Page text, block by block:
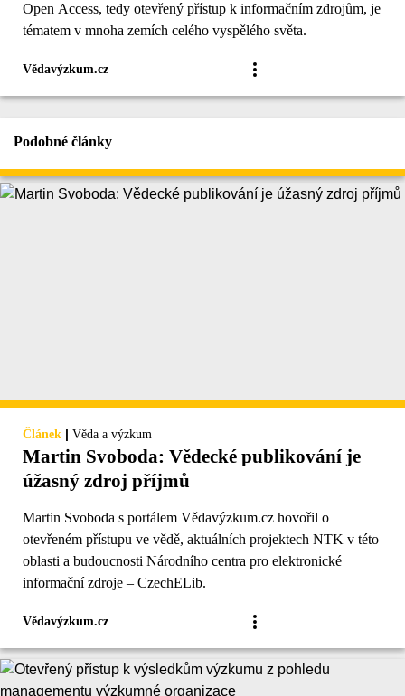
Open Access, tedy otevřený přístup k informačním zdrojům, je
tématem v mnoha zemích celého vyspělého světa.
Vědavýzkum.cz
Podobné články
Článek | Věda a výzkum
Martin Svoboda: Vědecké publikování je
úžasný zdroj příjmů
Martin Svoboda s portálem Vědavýzkum.cz hovořil o
otevřeném přístupu ve vědě, aktuálních projektech NTK v této
oblasti a budoucnosti Národního centra pro elektronické
informační zdroje – CzechELib.
Vědavýzkum.cz